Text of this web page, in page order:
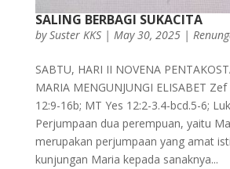
SALING BERBAGI SUKACITA
bySuster KKS| May 30, 2025|
SABTU, HARI II NOVENA
MARIA MENGUNJUNGI ELISABET
12:9-16b; MT Yes 12:2-3.4-bcd.5-6;
Perjumpaan dua perempuan, yaitu
merupakan perjumpaan yang amat
kunjungan Maria kepada sanaknya...